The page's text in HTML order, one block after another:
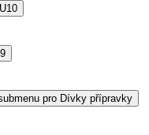
pro Dívky přípravky